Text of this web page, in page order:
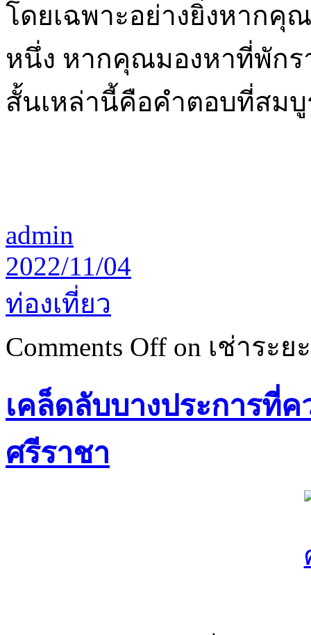
โดยเฉพาะอย่างยิ่งหากคุ
หนึ่ง หากคุณมองหาที่พักร
สั้นเหล่านี้คือคำตอบที่สม
admin
2022/11/04
ท่องเที่ยว
Comments Off on เช่าระ
เคล็ดลับบางประการที่
ศรีราชา